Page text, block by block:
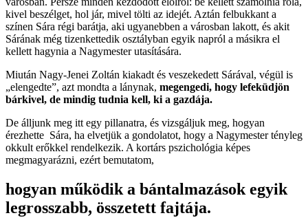
kivel beszélget, hol jár, mivel tölti az idejét. Aztán felbukkant a
színen Sára régi barátja, aki ugyanebben a városban lakott, és akit
Sárának még tizenkettedik osztályban egyik napról a másikra el
kellett hagynia a Nagymester utasítására.
Miután Nagy-Jenei Zoltán kiakadt és veszekedett Sárával, végül is
„elengedte”, azt mondta a lánynak, megengedi, hogy lefeküdjön
bárkivel, de mindig tudnia kell, ki a gazdája.
De álljunk meg itt egy pillanatra, és vizsgáljuk meg, hogyan
érezhette Sára, ha elvetjük a gondolatot, hogy a Nagymester tényleg
okkult erőkkel rendelkezik. A kortárs pszichológia képes
megmagyarázni, ezért bemutatom,
hogyan működik a bántalmazások egyik
legrosszabb, összetett fajtája.